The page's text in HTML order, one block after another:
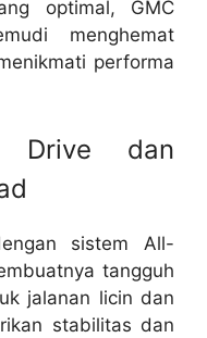
optimal, GMC
menghemat
performa
Drive dan
sistem All-
tangguh
jalanan licin dan
stabilitas dan